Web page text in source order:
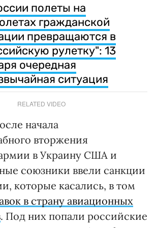
полеты на
гражданской
превращаются в
рулетку": 13
очередная
ситуация
RELATED VIDEO
начала
вторжения
в Украину США и
союзники ввели санкции
которые касались, в том
в страну авиационных
. Под них попали российские